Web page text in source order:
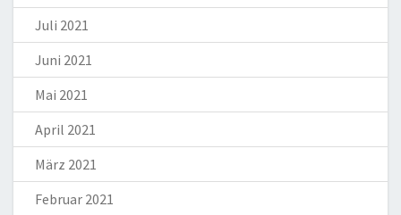
Juli 2021
Juni 2021
Mai 2021
April 2021
März 2021
Februar 2021